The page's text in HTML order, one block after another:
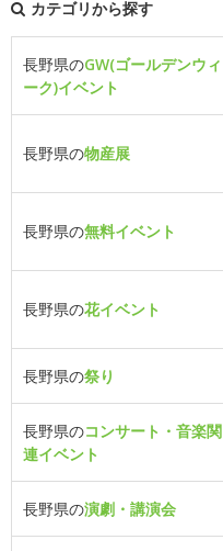
カテゴリから探す
長野県のGW(ゴールデンウィ
ーク)イベント
長野県の物産展
長野県の無料イベント
長野県の花イベント
長野県の祭り
長野県のコンサート・音楽関
連イベント
長野県の演劇・講演会